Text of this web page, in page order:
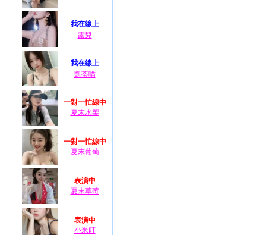
我在線上
露兒
我在線上
凱蒂喵
一對一忙線中
夏末水梨
一對一忙線中
夏末葡萄
表演中
夏末草莓
表演中
小米叮